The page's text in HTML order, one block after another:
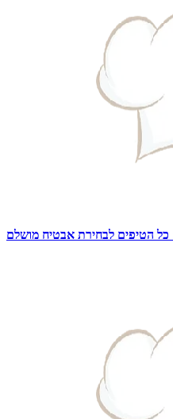
כל הטיפים לבחירת אבטיח מושלם